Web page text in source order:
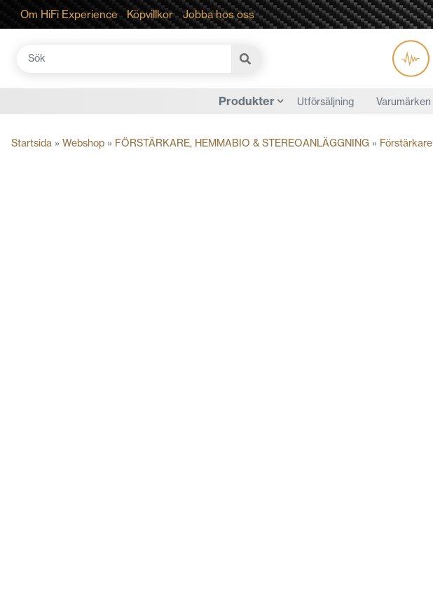
Om HiFi Experience Köpvillkor Jobba hos oss
Sök
Produkter Utförsäljning Varumärken
Startsida » Webshop » FÖRSTÄRKARE, HEMMABIO & STEREOANLÄGGNING » Förstärkare